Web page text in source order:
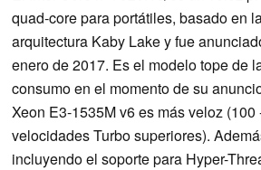
Contacto
quad-core para portátiles, basado en
arquitectura Kaby Lake y fue
enero de 2017. Es el modelo tope de
consumo en el momento de su
Xeon E3-1535M v6 es más veloz (100
velocidades Turbo superiores).
incluyendo el soporte para Hyper-